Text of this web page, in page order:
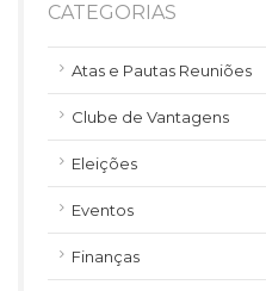
CATEGORIAS
Atas e Pautas Reuniões
Clube de Vantagens
Eleições
Eventos
Finanças